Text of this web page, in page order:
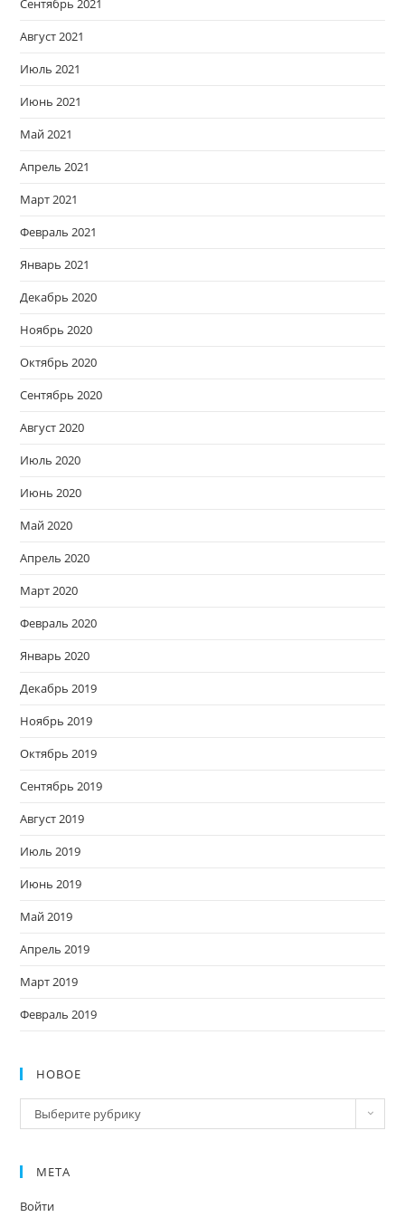
Сентябрь 2021
Август 2021
Июль 2021
Июнь 2021
Май 2021
Апрель 2021
Март 2021
Февраль 2021
Январь 2021
Декабрь 2020
Ноябрь 2020
Октябрь 2020
Сентябрь 2020
Август 2020
Июль 2020
Июнь 2020
Май 2020
Апрель 2020
Март 2020
Февраль 2020
Январь 2020
Декабрь 2019
Ноябрь 2019
Октябрь 2019
Сентябрь 2019
Август 2019
Июль 2019
Июнь 2019
Май 2019
Апрель 2019
Март 2019
Февраль 2019
НОВОЕ
Новое
Выберите рубрику
МЕТА
Войти